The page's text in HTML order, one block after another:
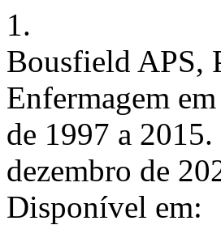
1.
Bousfield APS,
Enfermagem
de 1997 a
dezembro de
Disponível em: